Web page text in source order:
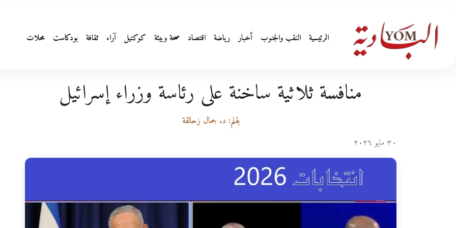
الرئيسية النقب والجنوب أخبار رياضة اقتصاد صحة وبيئة كوكتيل آراء ثقافة بودكاست محلات
منافسة ثلاثية ساخنة على رئاسة وزراء إسرائيل
بقلم: د. جمال زحالقة
٣٠ مايو ٢٠٢٦